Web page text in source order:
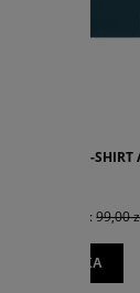
Cena